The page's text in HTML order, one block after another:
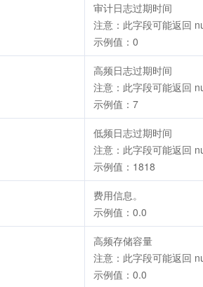
审计日志过期时间
注意：此字段可能返回
示例值：0
高频日志过期时间
注意：此字段可能返回
示例值：7
低频日志过期时间
注意：此字段可能返回
示例值：1818
费用信息。
示例值：0.0
高频存储容量
注意：此字段可能返回
示例值：0.0